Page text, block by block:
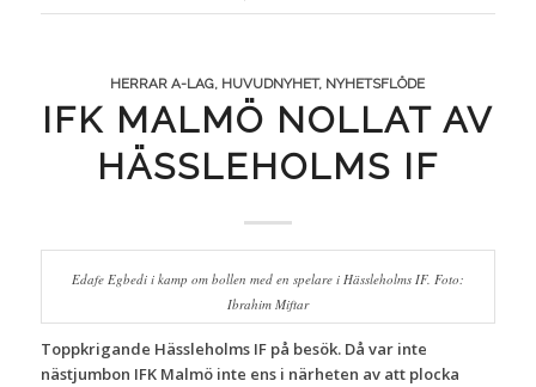
HERRAR A-LAG, HUVUDNYHET, NYHETSFLÖDE
IFK MALMÖ NOLLAT AV
HÄSSLEHOLMS IF
Edafe Egbedi i kamp om bollen med en spelare i Hässleholms IF. Foto:
Ibrahim Miftar
Toppkrigande Hässleholms IF på besök. Då var inte
nästjumbon IFK Malmö inte ens i närheten av att plocka